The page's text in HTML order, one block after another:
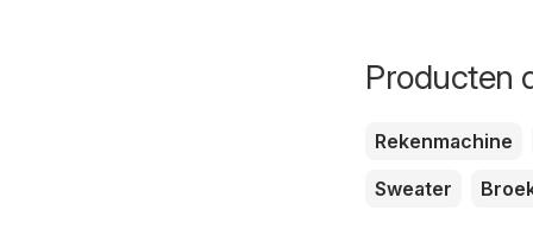
Producten
Rekenmachine
Sweater